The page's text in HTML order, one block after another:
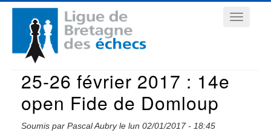
Aller
contenu
principal
Navigation
principale
25-26 février 2017 : 14e
open Fide de Domloup
Soumis par Pascal Aubryle lun 02/01/2017 - 18:45